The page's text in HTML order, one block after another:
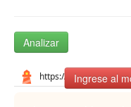
Analizar
Ingrese al